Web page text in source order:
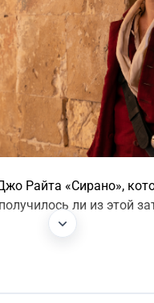
Райта «Сирано»,
ли из этой